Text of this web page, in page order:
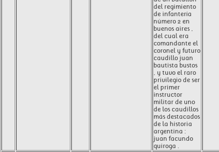
del regimiento
de infantería
número 2 en
buenos aires ,
del cual era
comandante el
coronel y futuro
caudillo juan
bautista bustos
, y tuvo el raro
privilegio de ser
el primer
instructor
militar de uno
de los caudillos
más destacados
de la historia
argentina :
juan facundo
quiroga .